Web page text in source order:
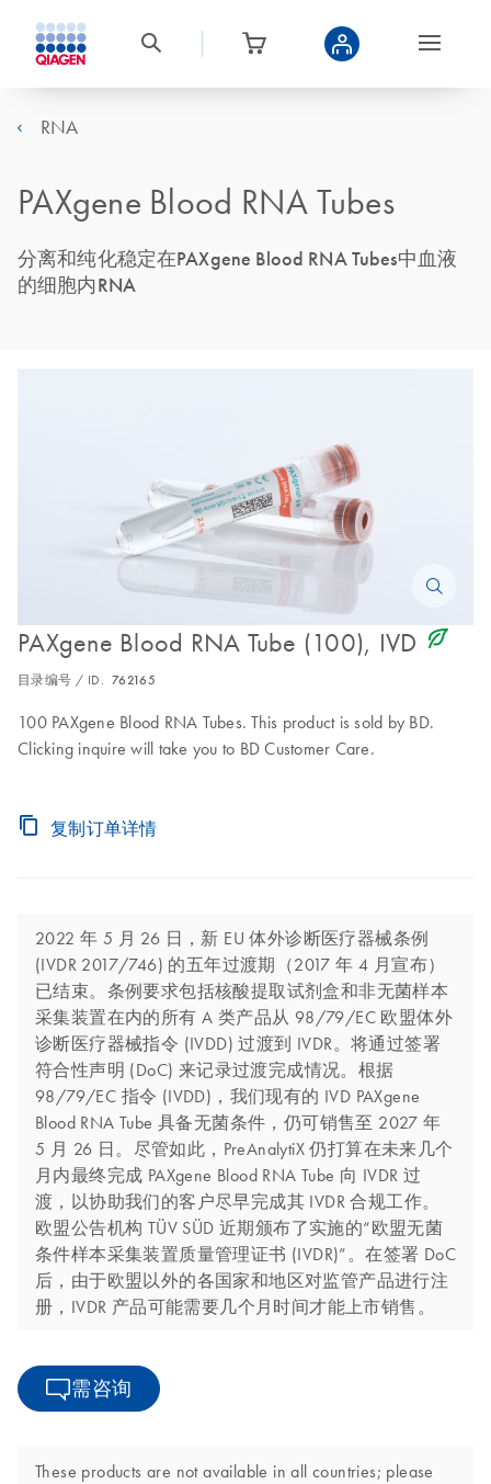
RNA
PAXgene Blood RNA Tubes
分离和纯化稳定在PAXgene Blood RNA Tubes中血液
的细胞内RNA
PAXgene Blood RNA Tube (100), IVD icon_0368_ls_gen_eco_friendly-s
目录编号 / ID. 762165
100 PAXgene Blood RNA Tubes. This product is sold by BD.
Clicking inquire will take you to BD Customer Care.
复制订单详情
2022 年 5 月 26 日，新 EU 体外诊断医疗器械条例
(IVDR 2017/746) 的五年过渡期（2017 年 4 月宣布）
已结束。条例要求包括核酸提取试剂盒和非无菌样本
采集装置在内的所有 A 类产品从 98/79/EC 欧盟体外
诊断医疗器械指令 (IVDD) 过渡到 IVDR。将通过签署
符合性声明 (DoC) 来记录过渡完成情况。根据
98/79/EC 指令 (IVDD)，我们现有的 IVD PAXgene
Blood RNA Tube 具备无菌条件，仍可销售至 2027 年
5 月 26 日。尽管如此，PreAnalytiX 仍打算在未来几个
月内最终完成 PAXgene Blood RNA Tube 向 IVDR 过
渡，以协助我们的客户尽早完成其 IVDR 合规工作。
欧盟公告机构 TÜV SÜD 近期颁布了实施的“欧盟无菌
条件样本采集装置质量管理证书 (IVDR)”。在签署 DoC
后，由于欧盟以外的各国家和地区对监管产品进行注
册，IVDR 产品可能需要几个月时间才能上市销售。
需咨询
These products are not available in all countries; please